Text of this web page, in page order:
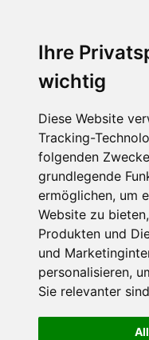
Ihre
wichtig
Diese Website
Tracking-
folgenden
grundlegende
ermöglichen, um
Website zu bieten,
Produkten und
und
personalisieren,
Sie relevanter sind